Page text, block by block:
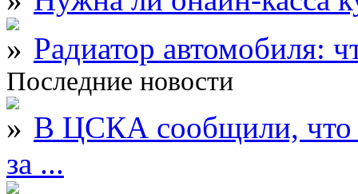
Радиатор автомобиля:
Последние новости
В ЦСКА сообщили, что
за ...